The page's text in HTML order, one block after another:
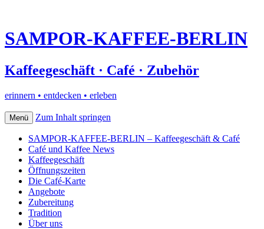
SAMPOR-KAFFEE-BERLIN
Kaffeegeschäft · Café · Zubehör
erinnern • entdecken • erleben
Menü Zum Inhalt springen
SAMPOR-KAFFEE-BERLIN – Kaffeegeschäft & Café
Café und Kaffee News
Kaffeegeschäft
Öffnungszeiten
Die Café-Karte
Angebote
Zubereitung
Tradition
Über uns